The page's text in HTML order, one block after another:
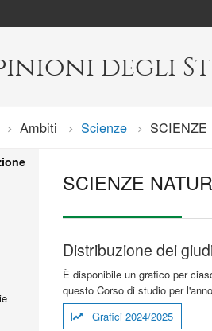
degli
Ambiti Scienze Current:
SCIENZE
SCIENZE
Distribuzione dei
È disponibile un grafico per
questo Corso di studio per
Grafici 2024/2025